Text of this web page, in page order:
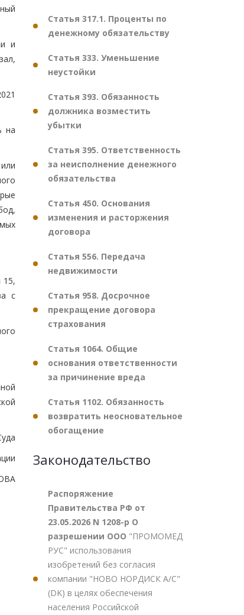
и
на
15,
с
Статья 317.1. Проценты по
денежному обязательству
Статья 333. Уменьшение
неустойки
Статья 393. Обязанность
должника возместить
убытки
Статья 395. Ответственность
за неисполнение денежного
обязательства
Статья 450. Основания
изменения и расторжения
договора
Статья 556. Передача
недвижимости
Статья 958. Досрочное
прекращение договора
страхования
Статья 1064. Общие
основания ответственности
за причинение вреда
Статья 1102. Обязанность
возвратить неосновательное
обогащение
Законодательство
Распоряжение
Правительства РФ от
23.05.2026 N 1208-р О
разрешении ООО "ПРОМОМЕД
РУС" использования
изобретений без согласия
компании "НОВО НОРДИСК А/С"
(DK) в целях обеспечения
населения Российской